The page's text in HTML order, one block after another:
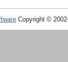
Copyright ©